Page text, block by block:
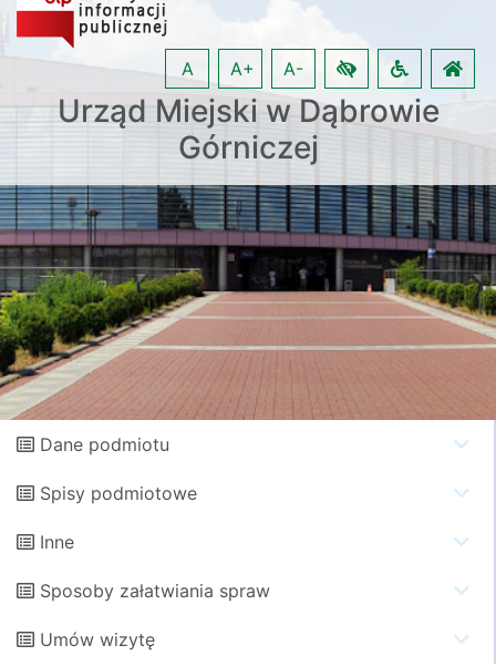
Urząd Miejski w Dąbrowie
Górniczej
A A+ A-
Dane podmiotu
Spisy podmiotowe
Inne
Sposoby załatwiania spraw
Umów wizytę